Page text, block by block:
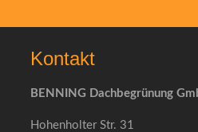
Kontakt
BENNING Dachbegrünung
Hohenholter Str. 31